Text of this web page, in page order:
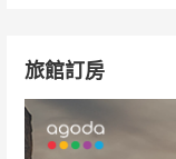
旅館訂房